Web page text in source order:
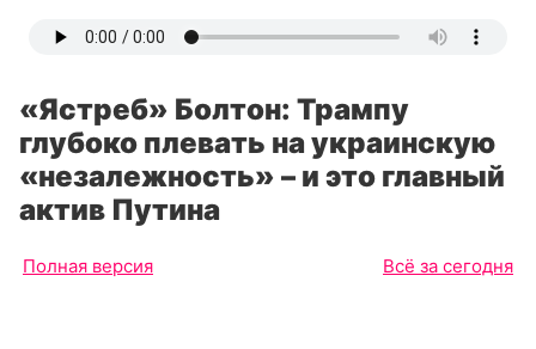
«Ястреб» Болтон: Трампу
глубоко плевать на украинскую
«незалежность» – и это главный
актив Путина
Полная версия Всё за сегодня